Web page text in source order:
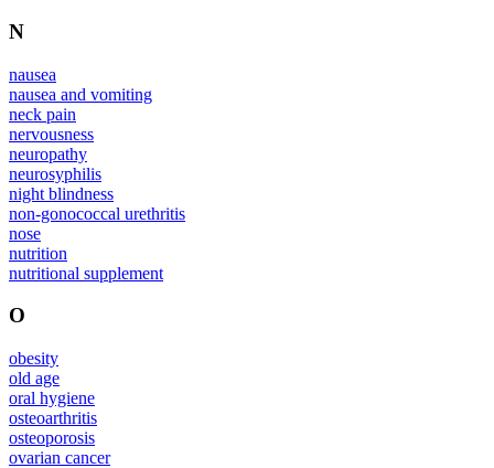
N
nausea
nausea and vomiting
neck pain
nervousness
neuropathy
neurosyphilis
night blindness
non-gonococcal urethritis
nose
nutrition
nutritional supplement
O
obesity
old age
oral hygiene
osteoarthritis
osteoporosis
ovarian cancer